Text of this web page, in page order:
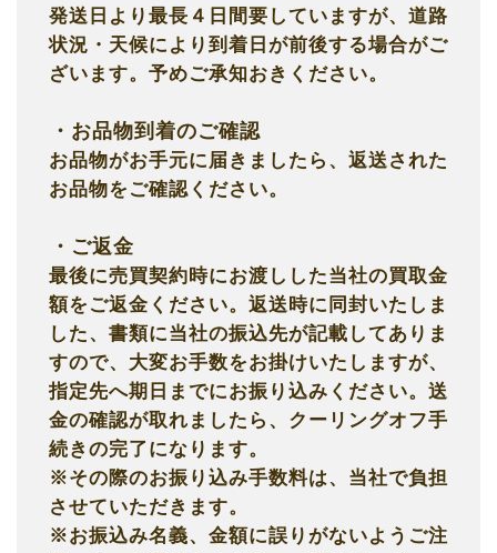
発送日より最長４日間要していますが、道路
状況・天候により到着日が前後する場合がご
ざいます。予めご承知おきください。
・お品物到着のご確認
お品物がお手元に届きましたら、返送された
お品物をご確認ください。
・ご返金
最後に売買契約時にお渡しした当社の買取金
額をご返金ください。返送時に同封いたしま
した、書類に当社の振込先が記載してありま
すので、大変お手数をお掛けいたしますが、
指定先へ期日までにお振り込みください。送
金の確認が取れましたら、クーリングオフ手
続きの完了になります。
※その際のお振り込み手数料は、当社で負担
させていただきます。
※お振込み名義、金額に誤りがないようご注